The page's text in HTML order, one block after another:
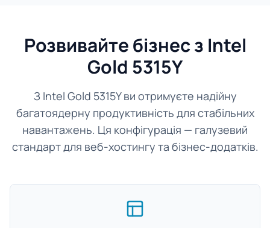
Розвивайте бізнес з Intel
Gold 5315Y
З Intel Gold 5315Y ви отримуєте надійну
багатоядерну продуктивність для стабільних
навантажень. Ця конфігурація — галузевий
стандарт для веб-хостингу та бізнес-додатків.